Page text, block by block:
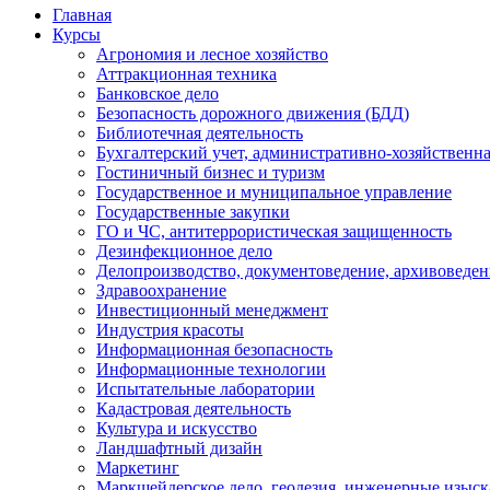
Главная
Курсы
Агрономия и лесное хозяйство
Аттракционная техника
Банковское дело
Безопасность дорожного движения (БДД)
Библиотечная деятельность
Бухгалтерский учет, административно-
Гостиничный бизнес и туризм
Государственное и муниципальное управление
Государственные закупки
ГО и ЧС, антитеррористическая защищенность
Дезинфекционное дело
Делопроизводство, документоведение,
Здравоохранение
Инвестиционный менеджмент
Индустрия красоты
Информационная безопасность
Информационные технологии
Испытательные лаборатории
Кадастровая деятельность
Культура и искусство
Ландшафтный дизайн
Маркетинг